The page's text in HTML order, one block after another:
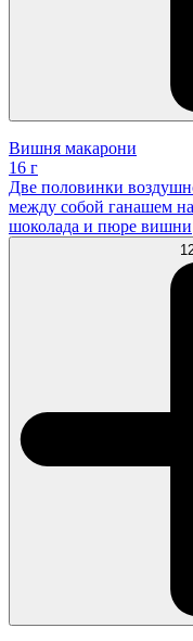
Вишня макарони
16 г
Две половинки
между собой ганашем
шоколада и пюре вишни